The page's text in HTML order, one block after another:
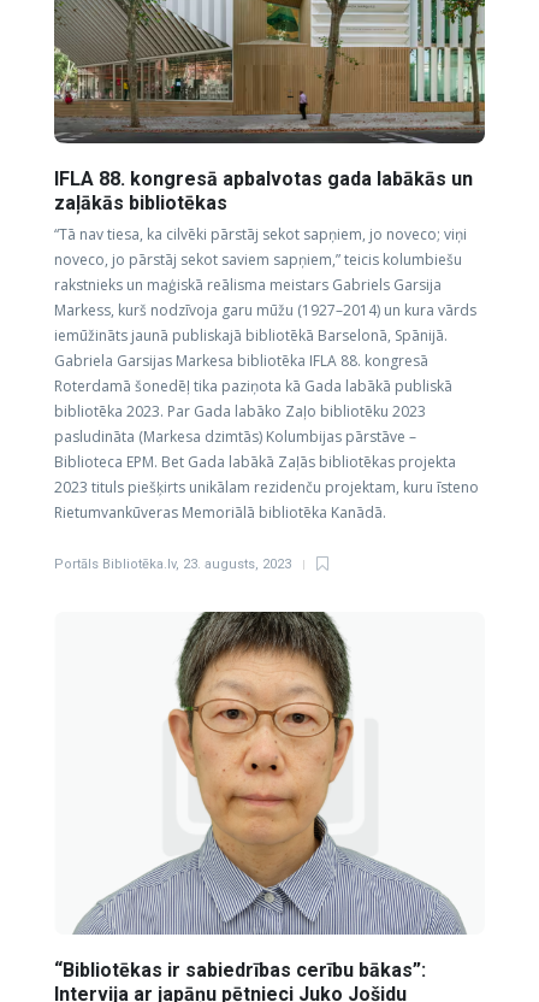
IFLA 88. kongresā apbalvotas gada labākās un
zaļākās bibliotēkas
“Tā nav tiesa, ka cilvēki pārstāj sekot sapņiem, jo noveco; viņi
noveco, jo pārstāj sekot saviem sapņiem,” teicis kolumbiešu
rakstnieks un maģiskā reālisma meistars Gabriels Garsija
Markess, kurš nodzīvoja garu mūžu (1927–2014) un kura vārds
iemūžināts jaunā publiskajā bibliotēkā Barselonā, Spānijā.
Gabriela Garsijas Markesa bibliotēka IFLA 88. kongresā
Roterdamā šonedēļ tika paziņota kā Gada labākā publiskā
bibliotēka 2023. Par Gada labāko Zaļo bibliotēku 2023
pasludināta (Markesa dzimtās) Kolumbijas pārstāve –
Biblioteca EPM. Bet Gada labākā Zaļās bibliotēkas projekta
2023 tituls piešķirts unikālam rezidenču projektam, kuru īsteno
Rietumvankūveras Memoriālā bibliotēka Kanādā.
Portāls Bibliotēka.lv, 23. augusts, 2023
“Bibliotēkas ir sabiedrības cerību bākas”:
Intervija ar japāņu pētnieci Juko Jošidu